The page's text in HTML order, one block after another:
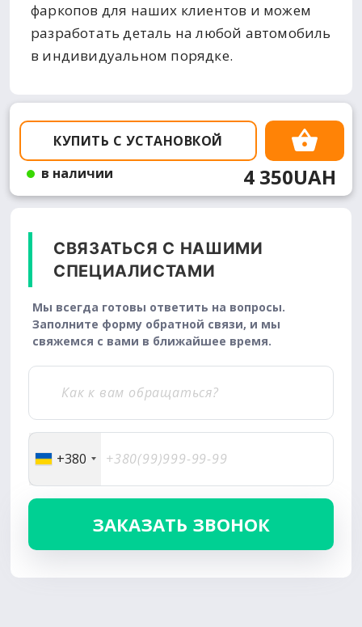
фаркопов для наших клиентов и можем
разработать деталь на любой автомобиль
в индивидуальном порядке.
КУПИТЬ С УСТАНОВКОЙ
в наличии
4 350UAH
СВЯЗАТЬСЯ С НАШИМИ
СПЕЦИАЛИСТАМИ
Мы всегда готовы ответить на вопросы.
Заполните форму обратной связи, и мы
свяжемся с вами в ближайшее время.
+380